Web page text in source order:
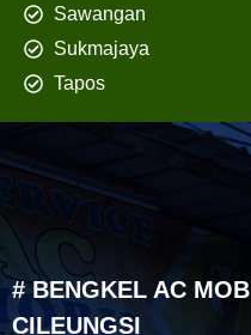
Sawangan
Sukmajaya
Tapos
# BENGKEL AC
CILEUNGSI